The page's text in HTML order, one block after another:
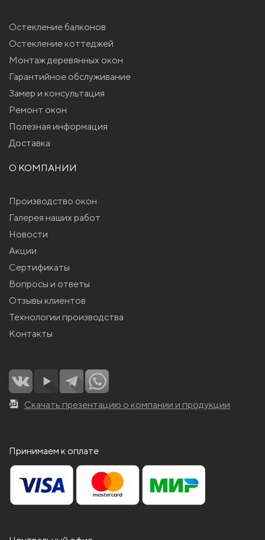
Остекление балконов
Остекление коттеджей
Монтаж деревянных окон
Гарантийное обслуживание
Замер и консультация
Ремонт окон
Полезная информация
Доставка
О КОМПАНИИ
Производство окон
Галерея наших работ
Новости
Акции
Сертификаты
Вопросы и ответы
Отзывы клиентов
Технологии производства
Контакты
Скачать презентацию о компании и продукции
Принимаем к оплате